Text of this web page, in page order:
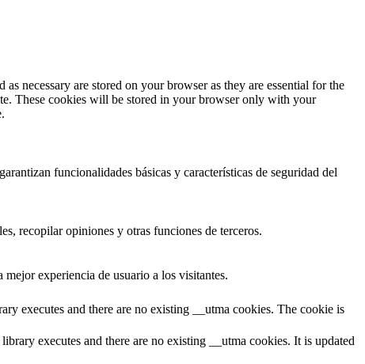
necessary are stored on your browser as they are essential for the
These cookies will be stored in your browser only with your
funcionalidades básicas y características de seguridad del
recopilar opiniones y otras funciones de terceros.
experiencia de usuario a los visitantes.
executes and there are no existing __utma cookies. The cookie is
executes and there are no existing __utma cookies. It is updated